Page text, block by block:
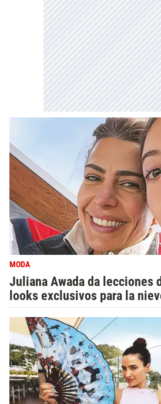
MODA
Juliana Awada da lecciones
looks exclusivos para la